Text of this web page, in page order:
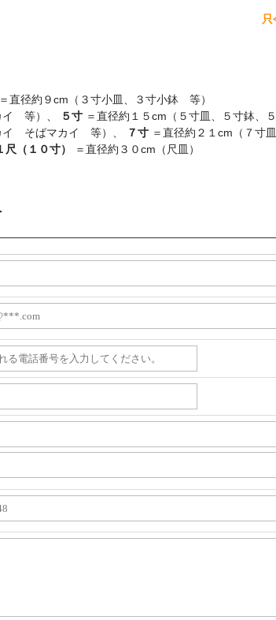
＝直径約９cm（３寸小皿、３寸小鉢 等）
イ 等）、 ５寸 ＝直径約１５cm（５寸皿、５寸鉢、
イ そばマカイ 等）、 ７寸 ＝直径約２１cm（７寸
尺（１０寸） ＝直径約３０cm（尺皿）